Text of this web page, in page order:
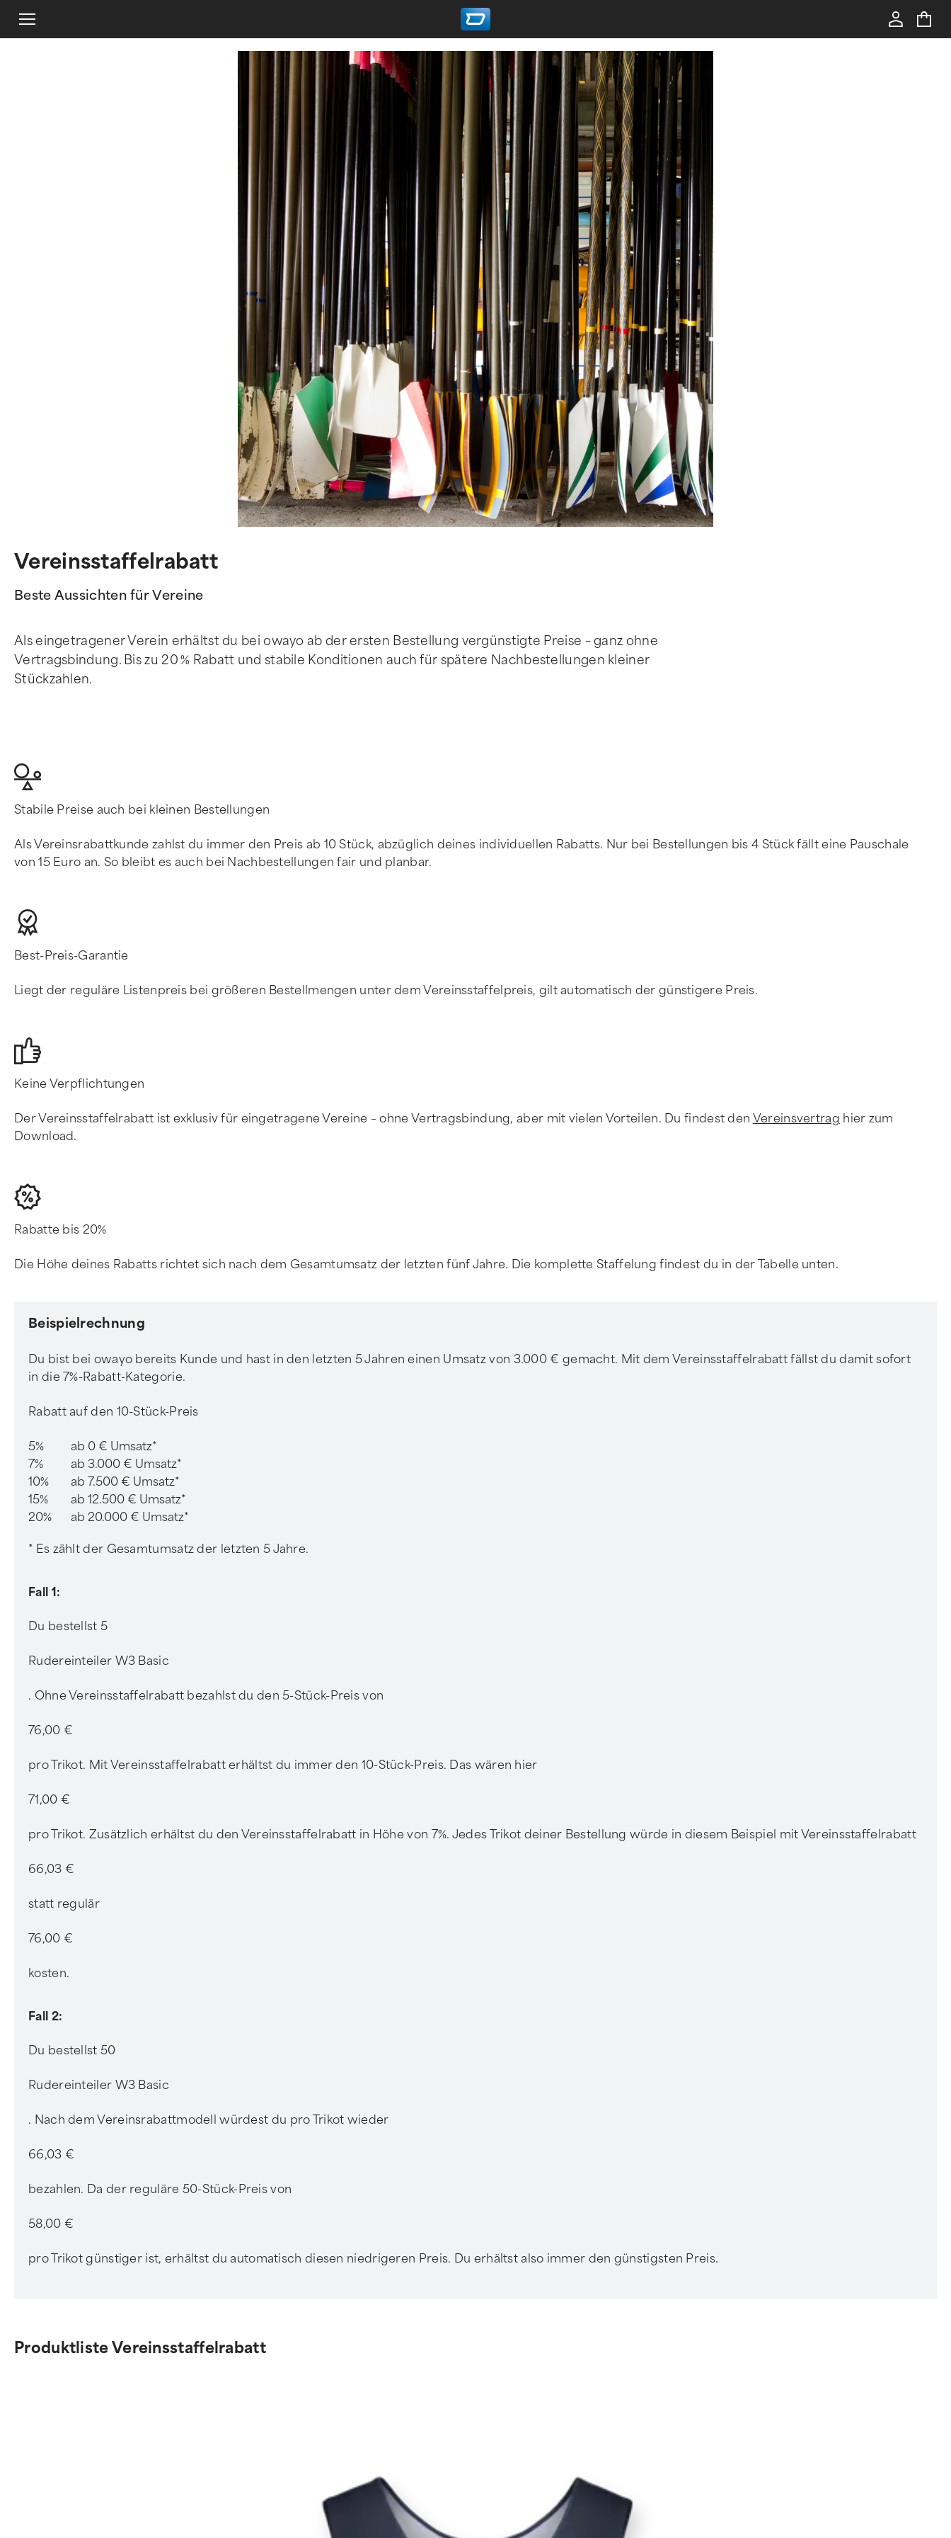
Vereinsstaffelrabatt
Beste Aussichten für Vereine
Als eingetragener Verein erhältst du bei owayo ab der ersten Bestellung vergünstigte Preise – ganz ohne
Vertragsbindung. Bis zu 20 % Rabatt und stabile Konditionen auch für spätere Nachbestellungen kleiner
Stückzahlen.
Stabile Preise auch bei kleinen Bestellungen
Als Vereinsrabattkunde zahlst du immer den Preis ab 10 Stück, abzüglich deines individuellen Rabatts. Nur bei Bestellungen bis 4 Stück fällt eine Pauschale
von 15 Euro an. So bleibt es auch bei Nachbestellungen fair und planbar.
Best-Preis-Garantie
Liegt der reguläre Listenpreis bei größeren Bestellmengen unter dem Vereinsstaffelpreis, gilt automatisch der günstigere Preis.
Keine Verpflichtungen
Der Vereinsstaffelrabatt ist exklusiv für eingetragene Vereine – ohne Vertragsbindung, aber mit vielen Vorteilen. Du findest den Vereinsvertrag hier zum
Download.
Rabatte bis 20%
Die Höhe deines Rabatts richtet sich nach dem Gesamtumsatz der letzten fünf Jahre. Die komplette Staffelung findest du in der Tabelle unten.
Beispielrechnung
Du bist bei owayo bereits Kunde und hast in den letzten 5 Jahren einen Umsatz von 3.000 € gemacht. Mit dem Vereinsstaffelrabatt fällst du damit sofort
in die 7%-Rabatt-Kategorie.
Rabatt auf den 10-Stück-Preis
5%
ab 0 € Umsatz*
7%
ab 3.000 € Umsatz*
10%
ab 7.500 € Umsatz*
15%
ab 12.500 € Umsatz*
20%
ab 20.000 € Umsatz*
* Es zählt der Gesamtumsatz der letzten 5 Jahre.
Fall 1:
Du bestellst 5
Rudereinteiler W3 Basic
. Ohne Vereinsstaffelrabatt bezahlst du den 5-Stück-Preis von
76,00 €
pro Trikot. Mit Vereinsstaffelrabatt erhältst du immer den 10-Stück-Preis. Das wären hier
71,00 €
pro Trikot. Zusätzlich erhältst du den Vereinsstaffelrabatt in Höhe von 7%. Jedes Trikot deiner Bestellung würde in diesem Beispiel mit Vereinsstaffelrabatt
66,03 €
statt regulär
76,00 €
kosten.
Fall 2:
Du bestellst 50
Rudereinteiler W3 Basic
. Nach dem Vereinsrabattmodell würdest du pro Trikot wieder
66,03 €
bezahlen. Da der reguläre 50-Stück-Preis von
58,00 €
pro Trikot günstiger ist, erhältst du automatisch diesen niedrigeren Preis. Du erhältst also immer den günstigsten Preis.
Produktliste Vereinsstaffelrabatt